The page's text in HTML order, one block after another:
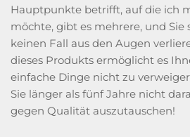
Hauptpunkte betrifft, auf die ich
möchte, gibt es mehrere, und Sie
keinen Fall aus den Augen
dieses Produkts ermöglicht es
einfache Dinge nicht zu
Sie länger als fünf Jahre nicht
gegen Qualität auszutauschen!